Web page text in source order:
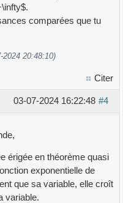
comparées que tu
2024 20:48:10)
Citer
#4
03-07-2024 16:22:48
érigée en théorème quasi
exponentielle de
que sa variable, elle croît
variable.